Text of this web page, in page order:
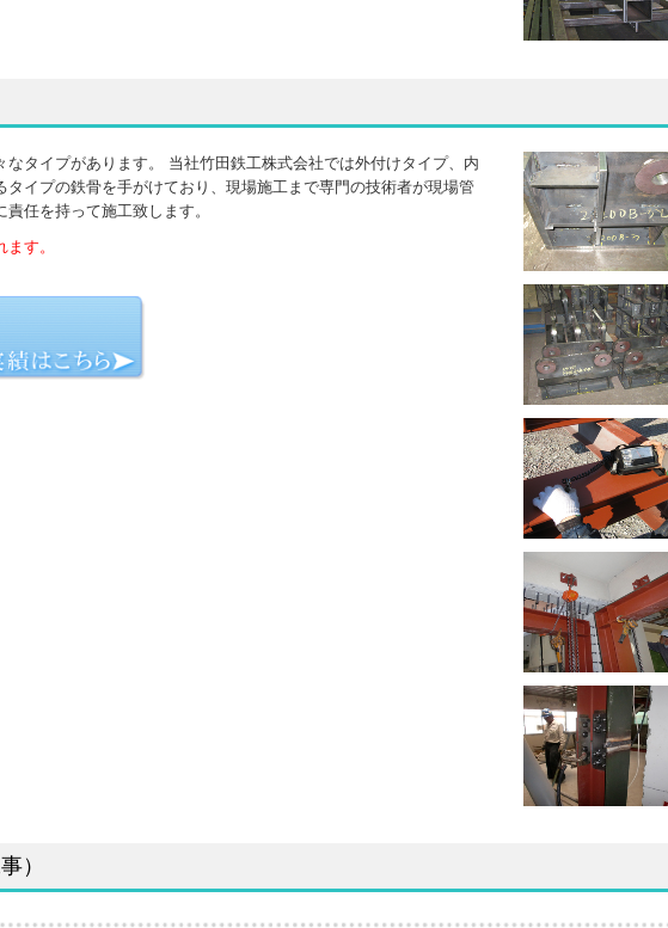
なタイプがあります。 当社竹田鉄工株式会社では外付けタイプ、内
タイプの鉄骨を手がけており、現場施工まで専門の技術者が現場管
任を持って施工致します。
す。
）